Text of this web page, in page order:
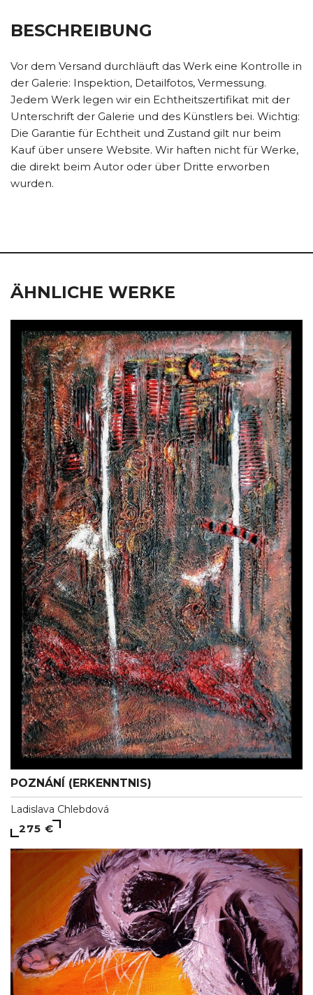
BESCHREIBUNG
Vor dem Versand durchläuft das Werk eine Kontrolle in
der Galerie: Inspektion, Detailfotos, Vermessung.
Jedem Werk legen wir ein Echtheitszertifikat mit der
Unterschrift der Galerie und des Künstlers bei. Wichtig:
Die Garantie für Echtheit und Zustand gilt nur beim
Kauf über unsere Website. Wir haften nicht für Werke,
die direkt beim Autor oder über Dritte erworben
wurden.
ÄHNLICHE WERKE
POZNÁNÍ (ERKENNTNIS)
Ladislava Chlebdová
275 €